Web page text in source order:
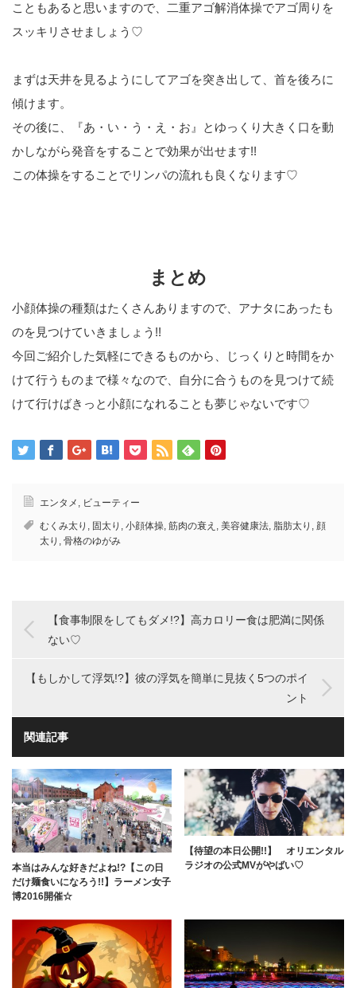
こともあると思いますので、二重アゴ解消体操でアゴ周りを
スッキリさせましょう♡
まずは天井を見るようにしてアゴを突き出して、首を後ろに
傾けます。
その後に、『あ・い・う・え・お』とゆっくり大きく口を動
かしながら発音をすることで効果が出せます!!
この体操をすることでリンパの流れも良くなります♡
まとめ
小顔体操の種類はたくさんありますので、アナタにあったも
のを見つけていきましょう!!
今回ご紹介した気軽にできるものから、じっくりと時間をか
けて行うものまで様々なので、自分に合うものを見つけて続
けて行けばきっと小顔になれることも夢じゃないです♡
エンタメ , ビューティー
むくみ太り , 固太り , 小顔体操, 筋肉の衰え , 美容健康法, 脂肪太り , 顔
太り , 骨格のゆがみ
【食事制限をしてもダメ!?】高カロリー食は肥満に関係
ない♡
【もしかして浮気!?】彼の浮気を簡単に見抜く5つのポイ
ント
関連記事
本当はみんな好きだよね!?【この日
だけ麺食いになろう!!】ラーメン女子
博2016開催☆
【待望の本日公開!!】 オリエンタル
ラジオの公式MVがやばい♡